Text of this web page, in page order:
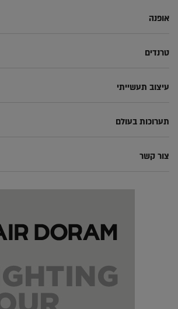
אופנה
טרנדים
עיצוב תעשייתי
תערוכות בעולם
צור קשר